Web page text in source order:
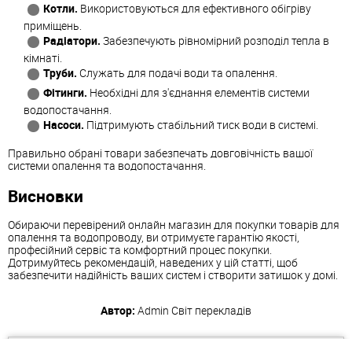
Котли. Використовуються для ефективного обігріву
приміщень.
Радіатори. Забезпечують рівномірний розподіл тепла в
кімнаті.
Труби. Служать для подачі води та опалення.
Фітинги. Необхідні для з'єднання елементів системи
водопостачання.
Насоси. Підтримують стабільний тиск води в системі.
Правильно обрані товари забезпечать довговічність вашої
системи опалення та водопостачання.
Висновки
Обираючи перевірений онлайн магазин для покупки товарів для
опалення та водопроводу, ви отримуєте гарантію якості,
професійний сервіс та комфортний процес покупки.
Дотримуйтесь рекомендацій, наведених у цій статті, щоб
забезпечити надійність ваших систем і створити затишок у домі.
Автор: Admin Світ перекладів